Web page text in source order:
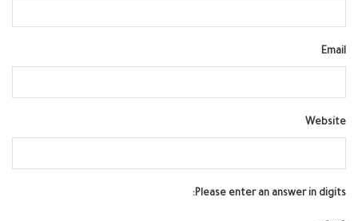
Email
Website
Please enter an answer in digits: